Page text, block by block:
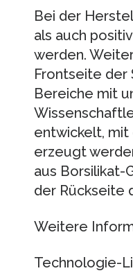
Bei der
als auch
werden.
Frontseite der
Bereiche mit
entwickelt, mit
erzeugt
aus Borsilikat-
der Rückseite
Weitere
Technologie-